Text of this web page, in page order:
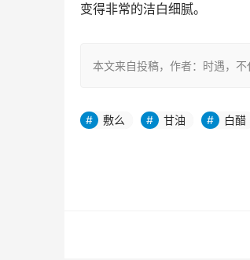
变得非常的洁白细腻。
本文来自投稿，作者：时遇，
敷么 甘油 白醋